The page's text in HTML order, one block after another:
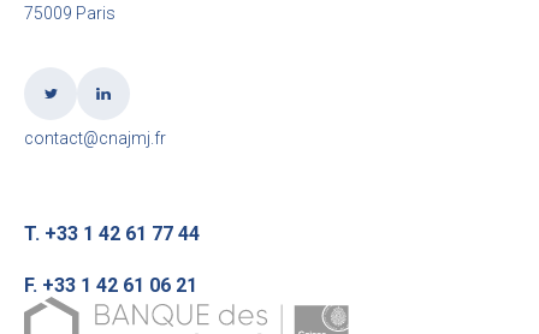
75009 Paris
contact@cnajmj.fr
T. +33 1 42 61 77 44
F. +33 1 42 61 06 21